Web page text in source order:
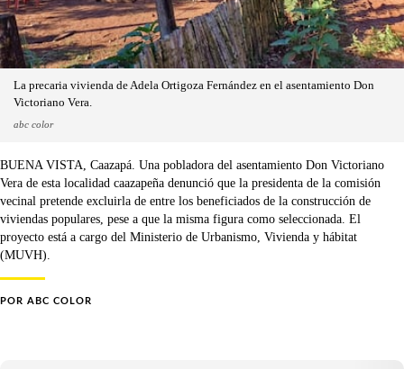
La precaria vivienda de Adela Ortigoza Fernández en el asentamiento Don
Victoriano Vera.
abc color
BUENA VISTA, Caazapá. Una pobladora del asentamiento Don Victoriano
Vera de esta localidad caazapeña denunció que la presidenta de la comisión
vecinal pretende excluirla de entre los beneficiados de la construcción de
viviendas populares, pese a que la misma figura como seleccionada. El
proyecto está a cargo del Ministerio de Urbanismo, Vivienda y hábitat
(MUVH).
POR ABC COLOR